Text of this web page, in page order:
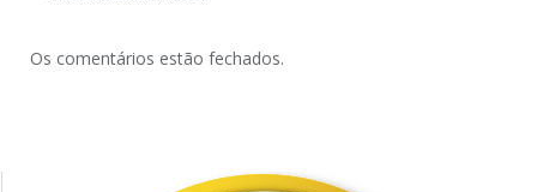
Os comentários estão fechados.